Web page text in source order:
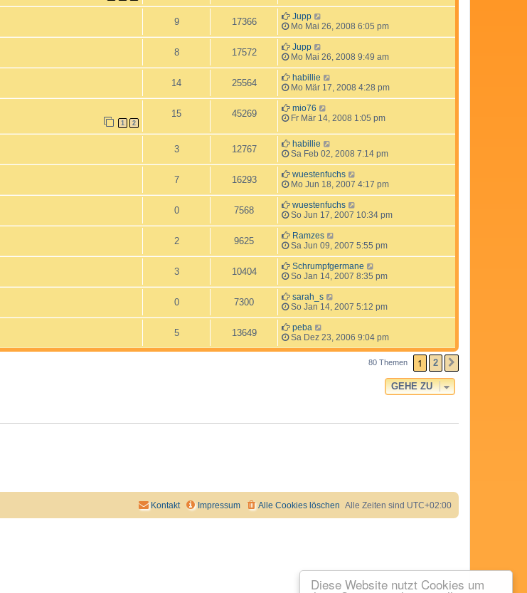
Diese Website nutzt Cookies um
9 17366
Jupp
Mo Mai 26, 2008 6:05 pm
8 17572
Jupp
Mo Mai 26, 2008 9:49 am
14 25564
habillie
Mo Mär 17, 2008 4:28 pm
1 2
15 45269
mio76
Fr Mär 14, 2008 1:05 pm
3 12767
habillie
Sa Feb 02, 2008 7:14 pm
7 16293
wuestenfuchs
Mo Jun 18, 2007 4:17 pm
0 7568
wuestenfuchs
So Jun 17, 2007 10:34 pm
2 9625
Ramzes
Sa Jun 09, 2007 5:55 pm
3 10404
Schrumpfgermane
So Jan 14, 2007 8:35 pm
0 7300
sarah_s
So Jan 14, 2007 5:12 pm
5 13649
peba
Sa Dez 23, 2006 9:04 pm
80 Themen 1 2
GEHE ZU
Alle Zeiten sind UTC+02:00
Alle Cookies löschen
Impressum
Kontakt